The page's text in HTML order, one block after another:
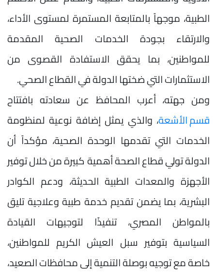
الطبية، موجهاً بالمتابعة المستمرة لمستوى الأداء،
والارتقاء بجودة الخدمات الصحية المقدمة
للمواطنين، بما يحقق الاستفادة القصوى من
الاستثمارات التي ضختها الدولة في القطاع الصحي.
ومن جهته، أعرب المحافظ عن سعادته بافتتاح
قسم الأشعة، والذي يمثل إضافة نوعية لمنظومة
الخدمات التي تقدمها الوحدة الصحية، مؤكداً أن
الدولة تولي قطاع الصحة أهمية كبيرة من خلال توفير
الأجهزة والمعدات الطبية الحديثة، ودعم الكوادر
البشرية، بما يضمن تقديم خدمة طبية وعلاجية تليق
بالمواطن المصري، تنفيذًا لتوجيهات القيادة
السياسية بتوفير سبل العيش الكريم للمواطنين،
خاصة مع توجيه بوصلة التنمية إلى محافظات الصعيد،